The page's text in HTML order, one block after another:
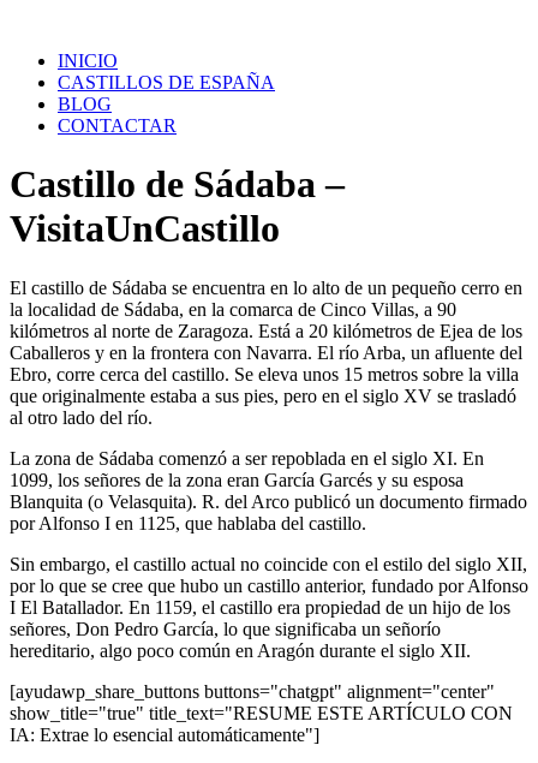
contenidoINICIO
CASTILLOS DE ESPAÑA
BLOG
CONTACTAR
Castillo de Sádaba –
VisitaUnCastillo
El castillo de Sádaba se encuentra en lo alto de un pequeño cerro en
la localidad de Sádaba, en la comarca de Cinco Villas, a 90
kilómetros al norte de Zaragoza. Está a 20 kilómetros de Ejea de los
Caballeros y en la frontera con Navarra. El río Arba, un afluente del
Ebro, corre cerca del castillo. Se eleva unos 15 metros sobre la villa
que originalmente estaba a sus pies, pero en el siglo XV se trasladó
al otro lado del río.
La zona de Sádaba comenzó a ser repoblada en el siglo XI. En
1099, los señores de la zona eran García Garcés y su esposa
Blanquita (o Velasquita). R. del Arco publicó un documento firmado
por Alfonso I en 1125, que hablaba del castillo.
Sin embargo, el castillo actual no coincide con el estilo del siglo XII,
por lo que se cree que hubo un castillo anterior, fundado por Alfonso
I El Batallador. En 1159, el castillo era propiedad de un hijo de los
señores, Don Pedro García, lo que significaba un señorío
hereditario, algo poco común en Aragón durante el siglo XII.
[ayudawp_share_buttons buttons="chatgpt" alignment="center"
show_title="true" title_text="RESUME ESTE ARTÍCULO CON
IA: Extrae lo esencial automáticamente"]